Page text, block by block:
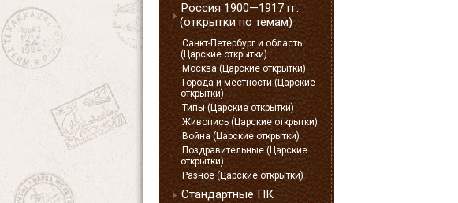
Россия 1900—1917 гг.
(открытки по темам)
Санкт-Петербург и область
(Царские открытки)
Москва (Царские открытки)
Города и местности (Царские
открытки)
Типы (Царские открытки)
Живопись (Царские открытки)
Война (Царские открытки)
Поздравительные (Царские
открытки)
Разное (Царские открытки)
Стандартные ПК